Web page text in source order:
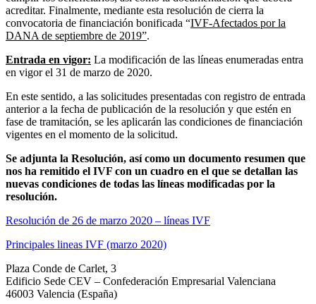
acreditar. Finalmente, mediante esta resolución de cierra la
convocatoria de financiación bonificada “IVF-Afectados por la
DANA de septiembre de 2019”.
Entrada en vigor: La modificación de las líneas enumeradas entra
en vigor el 31 de marzo de 2020.
En este sentido, a las solicitudes presentadas con registro de entrada
anterior a la fecha de publicación de la resolución y que estén en
fase de tramitación, se les aplicarán las condiciones de financiación
vigentes en el momento de la solicitud.
Se adjunta la Resolución, así como un documento resumen que
nos ha remitido el IVF con un cuadro en el que se detallan las
nuevas condiciones de todas las líneas modificadas por la
resolución.
Resolución de 26 de marzo 2020 – líneas IVF
Principales lineas IVF (marzo 2020)
Plaza Conde de Carlet, 3
Edificio Sede CEV – Confederación Empresarial Valenciana
46003 Valencia (España)